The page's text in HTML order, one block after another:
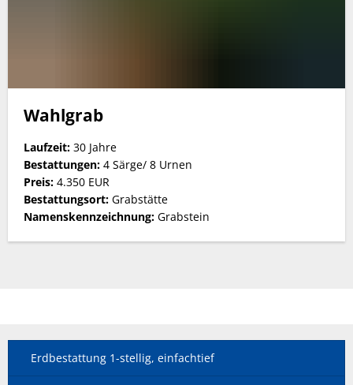
Wahlgrab
Laufzeit: 30 Jahre
Bestattungen: 4 Särge/ 8 Urnen
Preis: 4.350 EUR
Bestattungsort: Grabstätte
Namenskennzeichnung: Grabstein
Erdbestattung 1-stellig, einfachtief